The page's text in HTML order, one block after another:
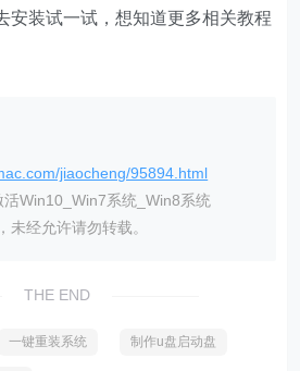
安装试一试，想知道更多相关教程
jiaocheng/95894.html
Win10_Win7系统_Win8系统
未经允许请勿转载。
THE END
一键重装系统 制作u盘启动盘